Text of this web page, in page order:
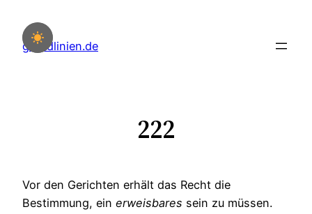
Inhalt
springen
grundlinien.de
222
Vor den Gerichten erhält das Recht die
Bestimmung, ein erweisbares sein zu müssen.